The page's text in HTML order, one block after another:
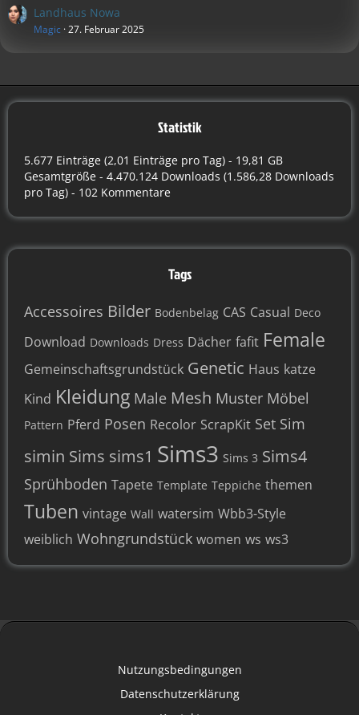
Landhaus Nowa
Magic 27. Februar 2025
Statistik
5.677 Einträge (2,01 Einträge pro Tag) - 19,81 GB
Gesamtgröße - 4.470.124 Downloads (1.586,28 Downloads
pro Tag) - 102 Kommentare
Tags
Accessoires Bilder Bodenbelag CAS Casual Deco
Download Downloads Dress Dächer fafit Female
Gemeinschaftsgrundstück Genetic Haus katze
Kind Kleidung Male Mesh Muster Möbel
Pattern Pferd Posen Recolor ScrapKit Set Sim
simin Sims sims1 Sims3 Sims 3 Sims4
Sprühboden Tapete Template Teppiche themen
Tuben vintage Wall watersim Wbb3-Style
weiblich Wohngrundstück women ws ws3
Nutzungsbedingungen
Datenschutzerklärung